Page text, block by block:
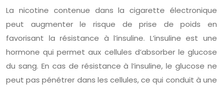
La nicotine contenue dans la cigarette électronique
peut augmenter le risque de prise de poids en
favorisant la résistance à l’insuline. L’insuline est une
hormone qui permet aux cellules d’absorber le glucose
du sang. En cas de résistance à l’insuline, le glucose ne
peut pas pénétrer dans les cellules, ce qui conduit à une